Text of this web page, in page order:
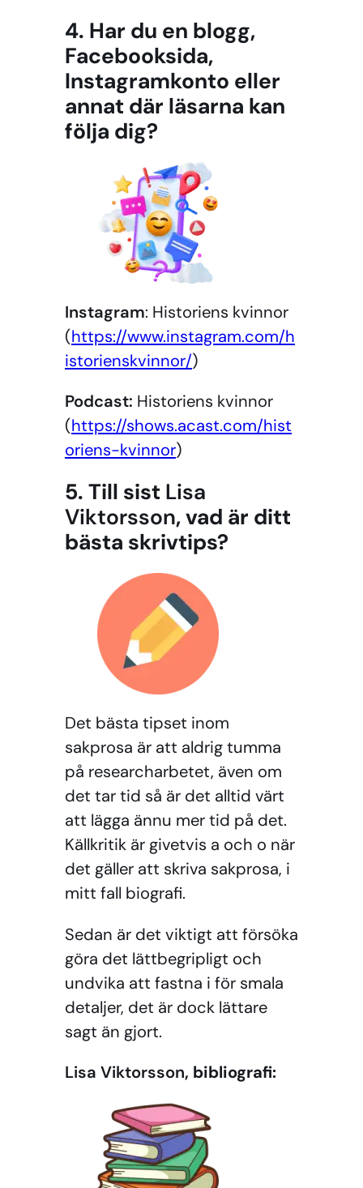
4. Har du en blogg,
Facebooksida,
Instagramkonto eller
annat där läsarna kan
följa dig?
Instagram: Historiens kvinnor
(https://www.instagram.com/h
istorienskvinnor/)
Podcast: Historiens kvinnor
(https://shows.acast.com/hist
oriens-kvinnor)
5. Till sist Lisa
Viktorsson, vad är ditt
bästa skrivtips?
Det bästa tipset inom
sakprosa är att aldrig tumma
på researcharbetet, även om
det tar tid så är det alltid värt
att lägga ännu mer tid på det.
Källkritik är givetvis a och o när
det gäller att skriva sakprosa, i
mitt fall biografi.
Sedan är det viktigt att försöka
göra det lättbegripligt och
undvika att fastna i för smala
detaljer, det är dock lättare
sagt än gjort.
Lisa Viktorsson, bibliografi: